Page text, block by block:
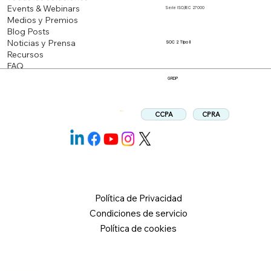
Events & Webinars
Medios y Premios
Blog Posts
Noticias y Prensa
Recursos
FAQ
Serie ISO/IEC 27000
Política de Privacidad
Condiciones de servicio
Política de cookies
SOC 2 Tipo II
GRDP
CCPA CPRA